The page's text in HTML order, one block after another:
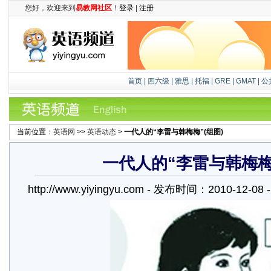
您好，欢迎来到 易教网社区 ！ 登录 注册
首页 四六级 雅思 托福 GRE GMAT 公
当前位置： 英语网 >> 英语动态 > 一代人的“李雷与韩梅梅”(组图)
一代人的“李雷与韩梅
http://www.yiyingyu.com - 发布时间：2010-12-08